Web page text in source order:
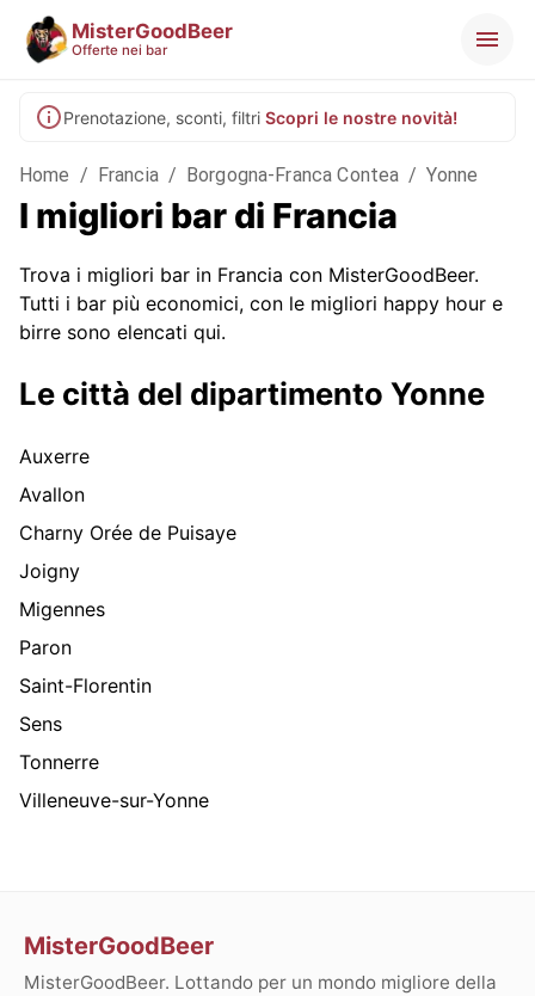
MisterGoodBeer
Offerte nei bar
Prenotazione, sconti, filtri Scopri le nostre novità!
Home / Francia / Borgogna-Franca Contea / Yonne
I migliori bar di Francia
Trova i migliori bar in Francia con MisterGoodBeer.
Tutti i bar più economici, con le migliori happy hour e
birre sono elencati qui.
Le città del dipartimento Yonne
Auxerre
Avallon
Charny Orée de Puisaye
Joigny
Migennes
Paron
Saint-Florentin
Sens
Tonnerre
Villeneuve-sur-Yonne
MisterGoodBeer
MisterGoodBeer. Lottando per un mondo migliore della